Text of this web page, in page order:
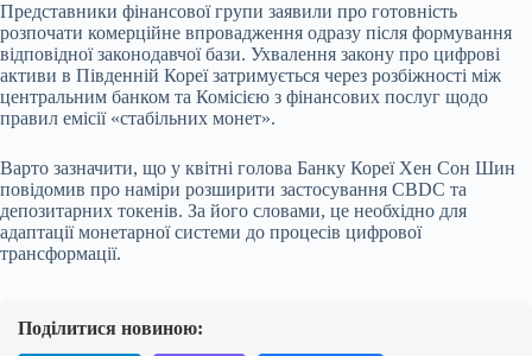
Представники фінансової групи заявили про готовність
розпочати комерційне впровадження одразу після формування
відповідної законодавчої бази. Ухвалення закону про цифрові
активи в Південній Кореї затримується через розбіжності між
центральним банком та Комісією з фінансових послуг щодо
правил емісії «стабільних монет».
Варто зазначити, що у квітні голова Банку Кореї Хен Сон Шин
повідомив про наміри розширити застосування CBDC та
депозитарних токенів. За його словами, це необхідно для
адаптації монетарної системи до процесів цифрової
трансформації.
Поділитися новиною: